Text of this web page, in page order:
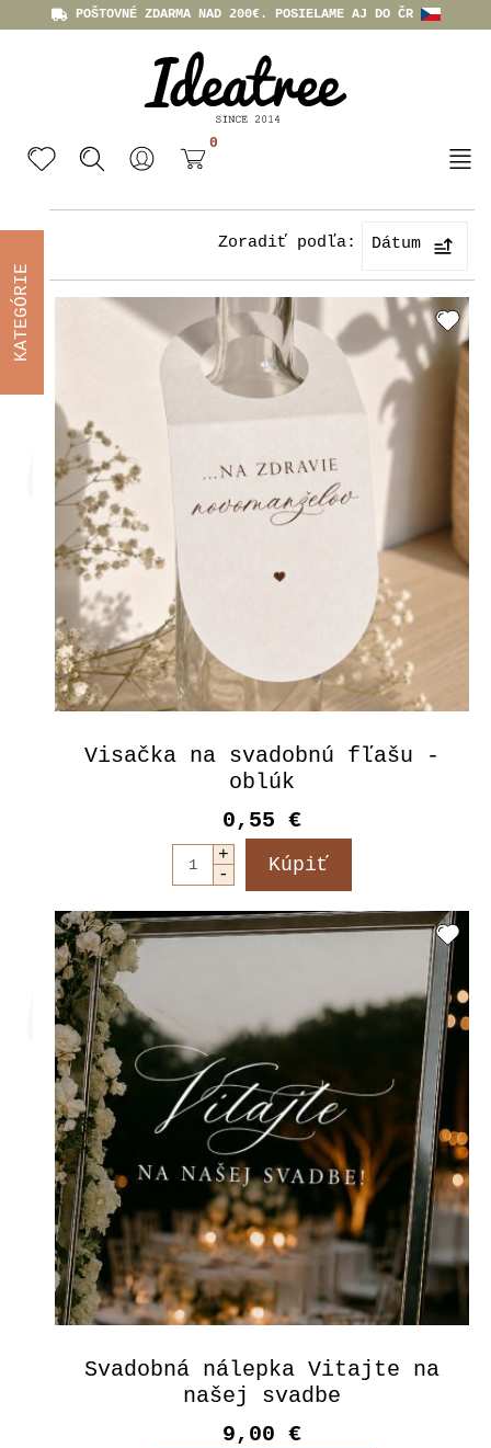
POŠTOVNÉ ZDARMA NAD 200€. POSIELAME AJ DO ČR
0
Zoradiť podľa: Dátum
Visačka na svadobnú fľašu -
oblúk
0,55 €
Svadobná nálepka Vitajte na
našej svadbe
9,00 €
KATEGÓRIE